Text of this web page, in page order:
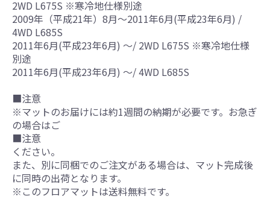
2WD L675S ※寒冷地仕様別途
2009年（平成21年）8月～2011年6月(平成23年6月) /
4WD L685S
2011年6月(平成23年6月) ～/ 2WD L675S ※寒冷地仕様
別途
2011年6月(平成23年6月) ～/ 4WD L685S
■注意
※マットのお届けには約1週間の納期が必要です。お急ぎ
の場合はご
■注意
ください。
また、別に同梱でのご注文がある場合は、マット完成後
に同時の出荷となります。
※このフロアマットは送料無料です。